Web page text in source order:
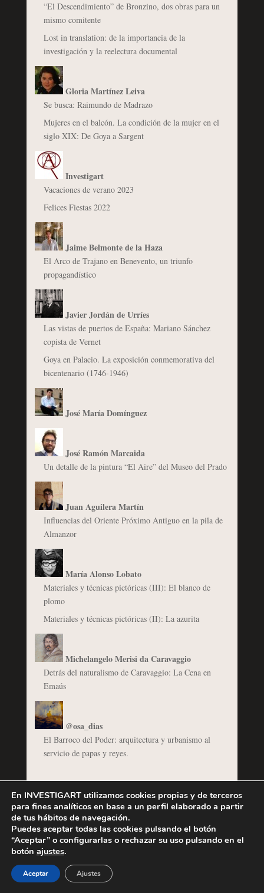
“El Descendimiento” de Bronzino, dos obras para un
mismo comitente
Lost in translation: de la importancia de la
investigación y la reelectura documental
Gloria Martínez Leiva
Se busca: Raimundo de Madrazo
Mujeres en el balcón. La condición de la mujer en el
siglo XIX: De Goya a Sargent
Investigart
Vacaciones de verano 2023
Felices Fiestas 2022
Jaime Belmonte de la Haza
El Arco de Trajano en Benevento, un triunfo
propagandístico
Javier Jordán de Urríes
Las vistas de puertos de España: Mariano Sánchez
copista de Vernet
Goya en Palacio. La exposición conmemorativa del
bicentenario (1746-1946)
José María Domínguez
José Ramón Marcaida
Un detalle de la pintura “El Aire” del Museo del Prado
Juan Aguilera Martín
Influencias del Oriente Próximo Antiguo en la pila de
Almanzor
María Alonso Lobato
Materiales y técnicas pictóricas (III): El blanco de
plomo
Materiales y técnicas pictóricas (II): La azurita
Michelangelo Merisi da Caravaggio
Detrás del naturalismo de Caravaggio: La Cena en
Emaús
@osa_dias
El Barroco del Poder: arquitectura y urbanismo al
servicio de papas y reyes.
Síguenos
FacebookYouTube
En INVESTIGART utilizamos cookies propias y de terceros
para fines analíticos en base a un perfil elaborado a partir
de tus hábitos de navegación.
Puedes aceptar todas las cookies pulsando el botón
“Aceptar” o configurarlas o rechazar su uso pulsando en el
botón ajustes.
Aceptar Ajustes